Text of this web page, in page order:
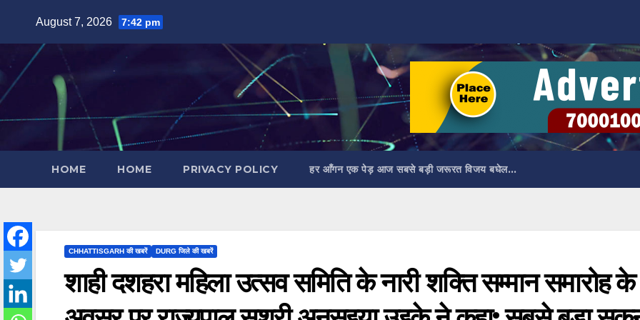
content
August 7, 2026 7:42 pm
HOME HOME PRIVACY POLICY हर आँगन एक पेड़ आज सबसे बड़ी जरूरत विजय बघेल…
CHHATTISGARH की खबरें DURG जिले की खबरें
शाही दशहरा महिला उत्सव समिति के नारी शक्ति सम्मान समारोह के